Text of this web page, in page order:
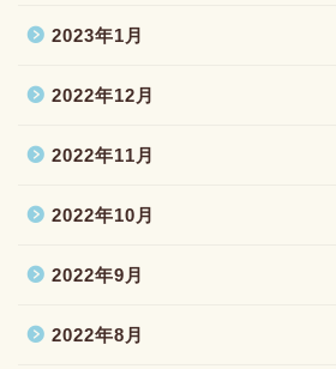
2023年1月
2022年12月
2022年11月
2022年10月
2022年9月
2022年8月